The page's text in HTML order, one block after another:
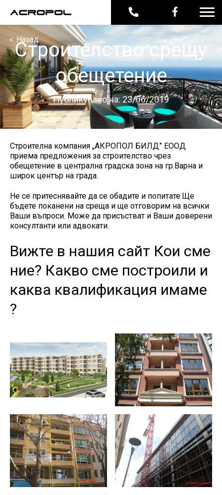
< Назад
Строителство срещу
обещетение
Публикувано на: 23/06/2019
Строителна компания „АКРОПОЛ БИЛД” ЕООД
приема предложения за строителство чрез
обещетение в централна градска зона на гр.Варна и
широк център на града.
Не се притеснявайте да се обадите и попитате.Ще
бъдете поканени на среща и ще отговорим на всички
Ваши въпроси. Може да присъстват и Ваши доверени
консултанти или адвокати.
Вижте в нашия сайт Кои сме
ние? Какво сме построили и
каква квалификация имаме
?